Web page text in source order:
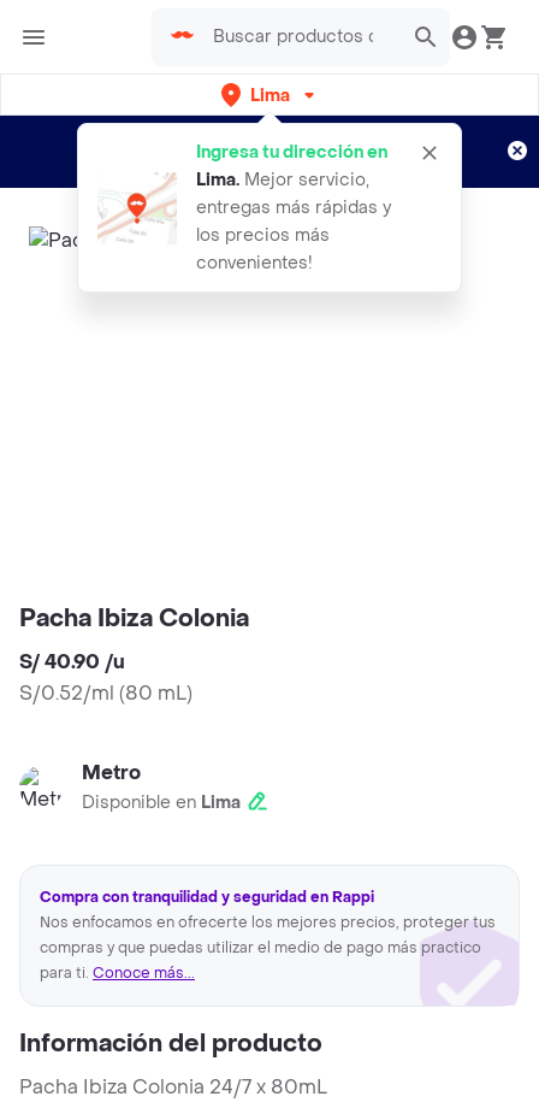
Lima
Ingresa tu dirección en
Lima. Mejor servicio,
entregas más rápidas y
los precios más
convenientes!
envíos gratis por semanas
Aplican TyC
Pacha Ibiza Colonia
S/ 40.90 /u
S/0.52/ml (80 mL)
Metro
Disponible en Lima
Compra con tranquilidad y seguridad en Rappi
Nos enfocamos en ofrecerte los mejores precios, proteger tus
compras y que puedas utilizar el medio de pago más practico
para ti. Conoce más...
Información del producto
Pacha Ibiza Colonia 24/7 x 80mL